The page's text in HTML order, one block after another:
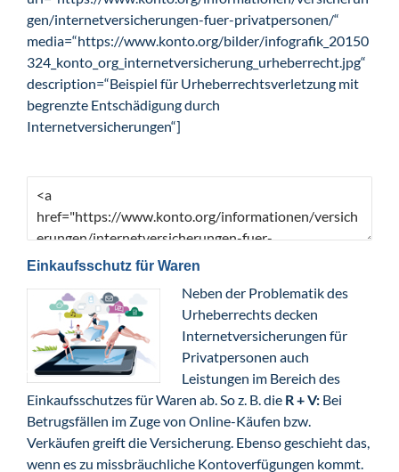
gen/internetversicherungen-fuer-privatpersonen/“
media=“https://www.konto.org/bilder/infografik_20150
324_konto_org_internetversicherung_urheberrecht.jpg“
description=“Beispiel für Urheberrechtsverletzung mit
begrenzte Entschädigung durch
Internetversicherungen“]
Einkaufsschutz für Waren
Neben der Problematik des
Urheberrechts decken
Internetversicherungen für
Privatpersonen auch
Leistungen im Bereich des
Einkaufsschutzes für Waren ab. So z. B. die R + V: Bei
Betrugsfällen im Zuge von Online-Käufen bzw.
Verkäufen greift die Versicherung. Ebenso geschieht das,
wenn es zu missbräuchliche Kontoverfügungen kommt.